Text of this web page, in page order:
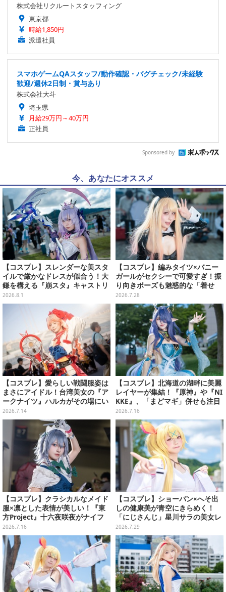
株式会社リクルートスタッフィング
東京都
時給1,850円
派遣社員
スマホゲームQAスタッフ/動作確認・バグチェック/未経験
歓迎/週休2日制・賞与あり
株式会社大斗
埼玉県
月給29万円～40万円
正社員
Sponsored by
今、あなたにオススメ
【コスプレ】スレンダーな美スタ
イルで厳かなドレスが似合う！大
鎌を構える『崩スタ』キャストリ
スの美女レイヤーが可愛かった
【写真8枚】
2026.8.1
【コスプレ】編みタイツ×バニー
ガールがセクシーで可愛すぎ！振
り向きポーズも魅惑的な「着せ
恋」海夢の美女レイヤーが北海道
に降臨【写真8枚】
2026.7.28
【コスプレ】愛らしい戦闘服姿は
まさにアイドル！台湾美女の『ア
ークナイツ』ハルカがその場にい
るだけで華がある可愛さだった
【写真8枚】
2026.7.14
【コスプレ】北海道の湖畔に美麗
レイヤーが集結！『原神』や『NI
KKE』、「まどマギ」併せも注目
の美女たち11選【写真51枚】
2026.7.16
【コスプレ】クラシカルなメイド
服×凛とした表情が美しい！『東
方Project』十六夜咲夜がナイフ
片手にクールなポージングを魅せ
る【写真7枚】
2026.7.16
【コスプレ】ショーパン×へそ出
しの健康美が青空にきらめく！
「にじさんじ」星川サラの美女レ
イヤーが北の大地で明るい笑顔を
振りまく【写真9枚】
2026.7.29